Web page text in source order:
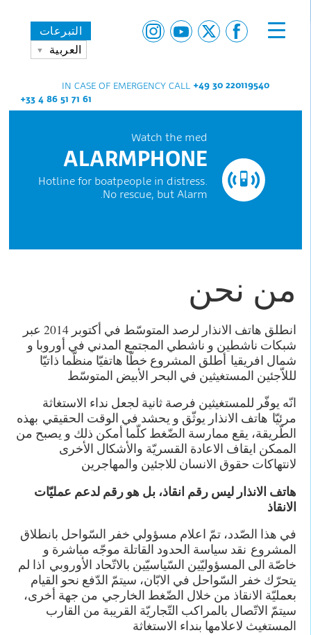
التبرعات
العربية
IN CASE OF EMERGENCY CALL +49 30 220119540
+33 4 86 51 71 61
Watch the med
ALARMPHONE
Hotline for boatpeople in distress.
No rescue, but Alarm.
من نحن
انطلق هاتف الانذار لرصد المتوسّط في أكتوبر 2014 عبر
شبكات ناشطين و ناشطي المجتمع المدني في أوروبا و
شمال افريقيا أطلق المشروع خطّا هاتفيّا منظّما ذاتيّا
لللاّجئين المستغيثين في البحر الأبيض المتوسّط
انّه يوفّر للمستغيثين فرصة ثانية لجعل نداء الاستغاثة
مرئيّا هاتف الانذار يوثّق و يحشد في الوقت الحقيقي بهذه
الطّريقة، يقع ممارسة الضّغط كلّما أمكن ذلك و يصبح من
الممكن ايقاف الاعادة القسريّة والأشكال الأخرى
لانتهاكات حقوق الانسان للاجئين والمهاجرين
هاتف الانذار ليس رقم انقاذ، بل هو رقم لدعم عمليّات
الانقاذ
في هذا الصّدد، تمّ اعلام مسؤولي خفر السّواحل بانطلاق
المشروع نقد سياسة الحدود القاتلة موجّه مباشرة و
خاصّة الى المسؤوليّين السّياسيّين بالاتّحاد الأوروبي اذا لم
يتحرّك خفر السّواحل في الابّان، سيتمّ الدّفع نحو القيام
بعمليّة الانقاذ من خلال الضّغط الخارجي من جهة أخرى،
سيتمّ الاتّصال بالمراكب التّجاريّة القريبة من القارب
المستغيث لاعلامها بنداء الاستغاثة